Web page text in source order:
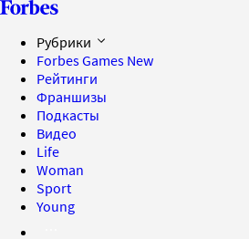
Рубрики
Forbes Games New
Рейтинги
Франшизы
Подкасты
Видео
Life
Woman
Sport
Young